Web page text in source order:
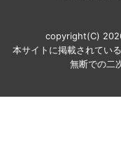
copyright(C)
本サイトに掲載されてい
無断での二